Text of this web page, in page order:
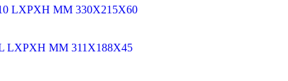
LXPXH MM 330X215X60
LXPXH MM 311X188X45